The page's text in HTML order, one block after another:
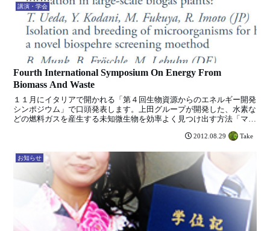
講演・学会
Fourth International Symposium On Energy From
Biomass And Waste
１１月にイタリアで開かれる「第４回生物資源からのエネルギー開発
シンポジウム」で口頭発表します。上田グループが開発した、水素な
どの燃料ガスを産生する未知微生物を効率よく見つけ出す方法「マイ
2012.08.29 Take
お知らせ